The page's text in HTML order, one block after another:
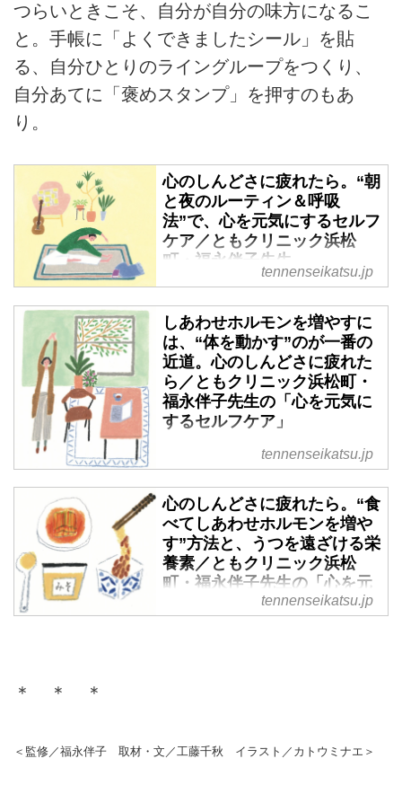
つらいときこそ、自分が自分の味方になるこ
と。手帳に「よくできましたシール」を貼
る、自分ひとりのライングループをつくり、
自分あてに「褒めスタンプ」を押すのもあ
り。
心のしんどさに疲れたら。“朝
と夜のルーティン＆呼吸
法”で、心を元気にするセルフ
ケア／ともクリニック浜松
町・福永伴子先生
日々の忙しさやストレスで、気持
ちが沈みがちになっていません
か？ 「ともクリニック浜松町」
福永伴子先生に、自分でできる小
さなセルフケアを教えていただき
ました。朝と夜のルーティンと呼
吸について。（『天然生活2021
年11月号掲載）
tennenseikatsu.jp
しあわせホルモンを増やすに
は、“体を動かす”のが一番の
近道。心のしんどさに疲れた
ら／ともクリニック浜松町・
福永伴子先生の「心を元気に
するセルフケア」
日々の忙しさやストレスで、気持
ちが沈みがちになっていません
か？ 「ともクリニック浜松町」
福永伴子先生に、自分でできる小
さなセルフケアを教えていただき
ました。心を元気にする運動につ
いて。（『天然生活2021年11月
tennenseikatsu.jp
心のしんどさに疲れたら。“食
べてしあわせホルモンを増や
す”方法と、うつを遠ざける栄
養素／ともクリニック浜松
町・福永伴子先生の「心を元
気にするセルフケア」
いて。（『天然生活2021年11月
tennenseikatsu.jp
＊ ＊ ＊
＜監修／福永伴子 取材・文／工藤千秋 イラスト／カトウミナエ＞